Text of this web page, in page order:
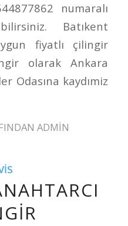
numaralı
Batıkent
fiyatlı çilingir
olarak Ankara
Odasına kaydımiz
ADMIN